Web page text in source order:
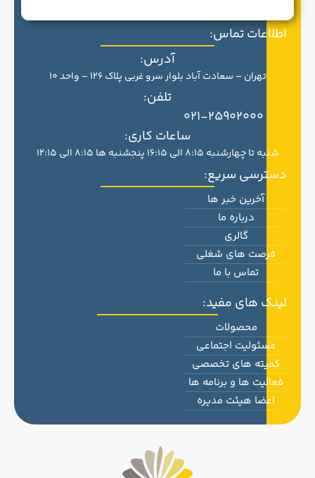
اطلاعات تماس:
آدرس:
تهران – سعادت آباد بلوار سرو غربی پلاک 126 – واحد 10
تلفن:
021-25902000
ساعات کاری:
شنبه تا چهارشنبه 8:15 الی 16:15 پنجشنبه ها 8:15 الی 12:15
دسترسی سریع:
آخرین خبر ها
درباره ما
گالری
فرصت های شغلی
تماس با ما
لینک های مفید:
محصولات
مسئولیت اجتماعی
کمیته های تخصصی
فعالیت ها و برنامه ها
اعضا هیئت مدیره